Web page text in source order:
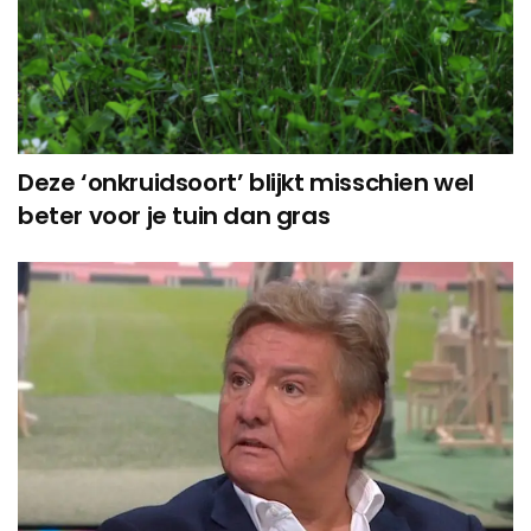
Deze ‘onkruidsoort’ blijkt misschien wel
beter voor je tuin dan gras